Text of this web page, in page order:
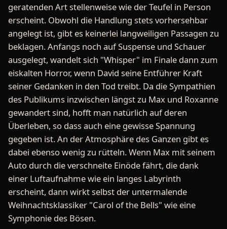
geratenden Art stellenweise wie der Teufel in Person
erscheint. Obwohl die Handlung stets vorhersehbar
angelegt ist, gibt es keinerlei langweiligen Passagen zu
beklagen. Anfangs noch auf Suspense und Schauer
ausgelegt, wandelt sich "Whisper" im Finale dann zum
eiskalten Horror, wenn David seine Entführer Kraft
seiner Gedanken in den Tod treibt. Da die Sympathien
des Publikums inzwischen längst zu Max und Roxanne
gewandert sind, hofft man natürlich auf deren
Überleben, so dass auch eine gewisse Spannung
gegeben ist. An der Atmosphäre des Ganzen gibt es
dabei ebenso wenig zu rütteln. Wenn Max mit seinem
Auto durch die verschneite Einöde fährt, die dank
einer Luftaufnahme wie ein langes Labyrinth
erscheint, dann wirkt selbst der untermalende
Weihnachtsklassiker "Carol of the Bells" wie eine
Symphonie des Bösen.